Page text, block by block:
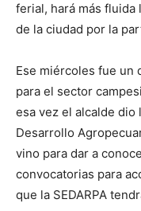
ferial, hará más fluida
de la ciudad por la
Ese miércoles fue un
para el sector
esa vez el alcalde
Desarrollo
vino para dar a
convocatorias para
que la SEDARPA